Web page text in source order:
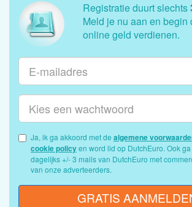
Registratie duurt slechts
Meld je nu aan en begin
online geld verdienen.
Ja, ik ga akkoord met de algemene
cookie policy
dagelijks +/- 3 mails van DutchEuro met commerciële aanbiedingen
van onze adverteerders.
GRATIS